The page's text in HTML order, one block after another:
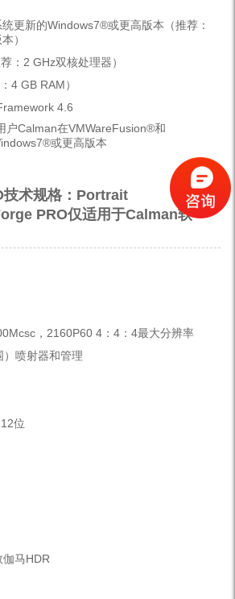
更新的Windows7®或更高版本（推荐：
）
：2 GHz双核处理器）
4 GB RAM）
4.6
户Calman在VMWareFusion®和
或更高版本
技术规格： Portrait
PRO仅适用于Calman软
，2160P60 4：4：4最大分辨率
）喷射器和管理
位
马HDR